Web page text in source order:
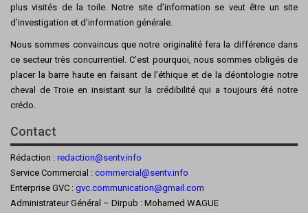
plus visités de la toile. Notre site d’information se veut être un site
d’investigation et d’information générale.
Nous sommes convaincus que notre originalité fera la différence dans
ce secteur très concurrentiel. C’est pourquoi, nous sommes obligés de
placer la barre haute en faisant de l’éthique et de la déontologie notre
cheval de Troie en insistant sur la crédibilité qui a toujours été notre
crédo.
Contact
Rédaction : redaction@sentv.info
Service Commercial : commercial@sentv.info
Enterprise GVC : gvc.communication@gmail.com
Administrateur Général – Dirpub : Mohamed WAGUE